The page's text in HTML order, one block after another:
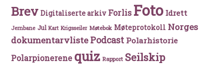
Brev Digitaliserte arkiv Forlis Foto Idrett
Jernbane Jul Kart Krigsseiler Møtebok Møteprotokoll Norges
dokumentarvlistePodcast Polarhistorie
Polarpionerene quiz Rapport Seilskip